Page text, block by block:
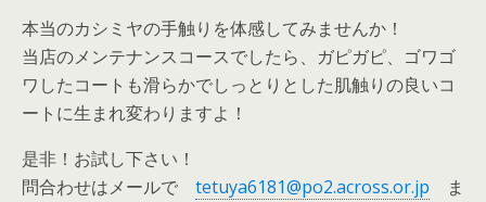
本当のカシミヤの手触りを体感してみませんか！
当店のメンテナンスコースでしたら、ガピガピ、ゴワゴ
ワしたコートも滑らかでしっとりとした肌触りの良いコ
ートに生まれ変わりますよ！
是非！お試し下さい！
問合わせはメールで tetuya6181@po2.across.or.jp ま